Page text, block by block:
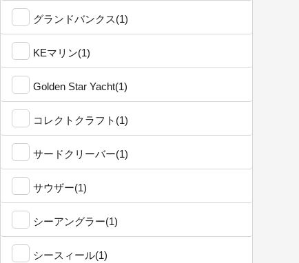
グランドバンクス(1)
KEマリン(1)
Golden Star Yacht(1)
コレクトクラフト(1)
サードクリーバー(1)
サウザー(1)
シーアングラー(1)
シースィール(1)